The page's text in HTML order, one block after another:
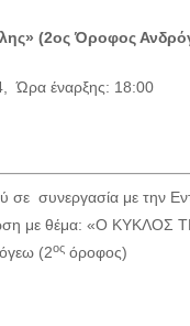
(2ος Όροφος
Ώρα έναρξης: 18:00
σε συνεργασία με την
με θέμα: «Ο ΚΥΚΛΟΣ
(2ος όροφος)